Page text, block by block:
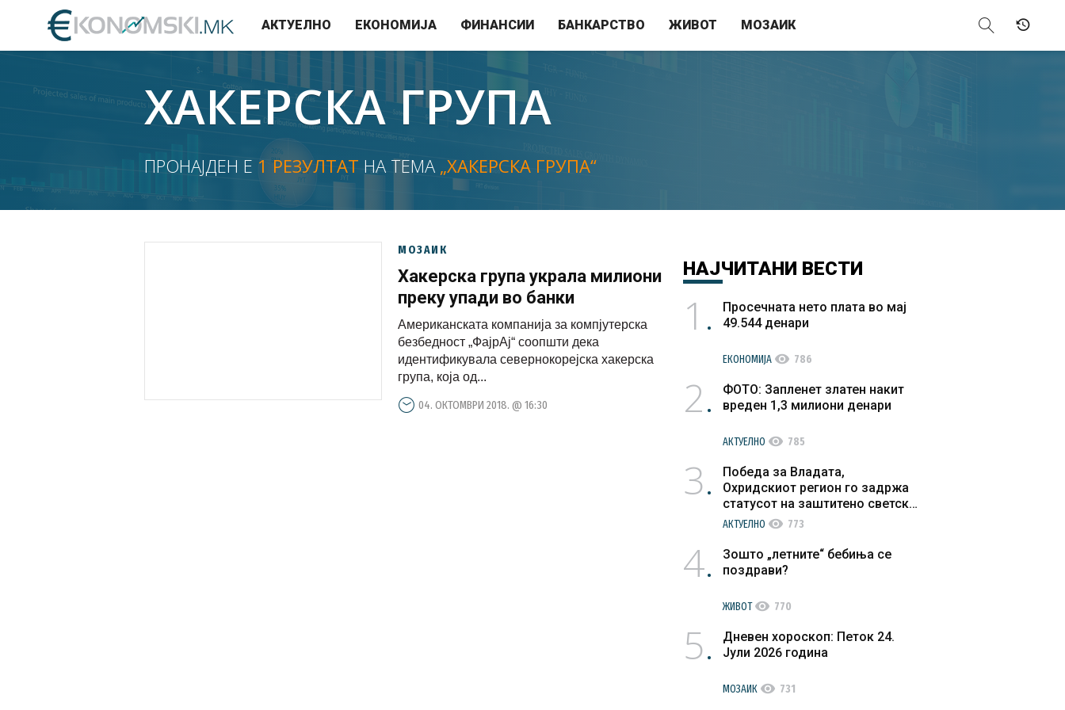
АКТУЕЛНО ЕКОНОМИЈА ФИНАНСИИ БАНКАРСТВО ЖИВОТ МОЗАИК
ХАКЕРСКА ГРУПА
ПРОНАЈДЕН Е 1 РЕЗУЛТАТ НА ТЕМА „ХАКЕРСКА ГРУПА“
МОЗАИК
Хакерска група украла милиони
преку упади во банки
Американската компанија за компјутерска
безбедност „ФајрАј“ соопшти дека
идентификувала севернокорејска хакерска
група, која од...
04. ОКТОМВРИ 2018. @ 16:30
НАЈЧИТАНИ ВЕСТИ
1
Просечната нето плата во мај
49.544 денари
ЕКОНОМИЈА visibility 786
2
ФОТО: Запленет златен накит
вреден 1,3 милиони денари
АКТУЕЛНО visibility 785
3
Победа за Владата,
Охридскиот регион го задржа
статусот на заштитено светско
културно наследство
АКТУЕЛНО visibility 773
4
Зошто „летните“ бебиња се
поздрави?
ЖИВОТvisibility 770
5
Дневен хороскоп: Петок 24.
Јули 2026 година
МОЗАИК visibility 731